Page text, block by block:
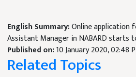
English Summary:Online
Assistant Manager in NABARD starts
Published on:10 January 2020, 02:48
Related Topics